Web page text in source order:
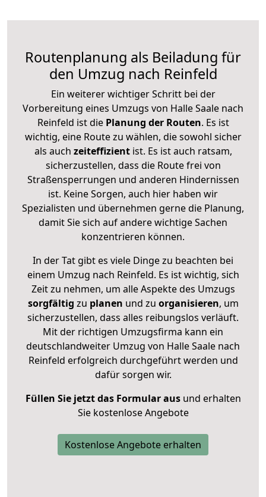
Routenplanung als Beiladung für
den Umzug nach Reinfeld
Ein weiterer wichtiger Schritt bei der
Vorbereitung eines Umzugs von Halle Saale nach
Reinfeld ist diePlanung der Routen. Es ist
wichtig, eine Route zu wählen, die sowohl sicher
als auch zeiteffizientist. Es ist auch ratsam,
sicherzustellen, dass die Route frei von
Straßensperrungen und anderen Hindernissen
ist. Keine Sorgen, auch hier haben wir
Spezialisten und übernehmen gerne die Planung,
damit Sie sich auf andere wichtige Sachen
konzentrieren können.
In der Tat gibt es viele Dinge zu beachten bei
einem Umzug nach Reinfeld. Es ist wichtig, sich
Zeit zu nehmen, um alle Aspekte des Umzugs
sorgfältig zu planen und zu organisieren, um
sicherzustellen, dass alles reibungslos verläuft.
Mit der richtigen Umzugsfirma kann ein
deutschlandweiter Umzug von Halle Saale nach
Reinfeld erfolgreich durchgeführt werden und
dafür sorgen wir.
Füllen Sie jetzt das Formular ausund erhalten
Sie kostenlose Angebote
Kostenlose Angebote erhalten